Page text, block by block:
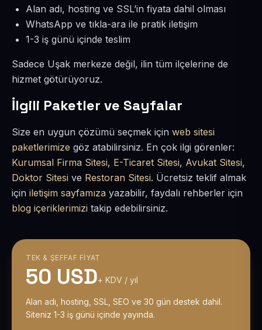
Alan adı, hosting ve SSL’in fiyata dahil olması
WhatsApp ve tıkla-ara ile pratik iletişim
1-3 iş günü içinde teslim
Sadece Uşak merkeze değil, ilin tüm ilçelerine de
hizmet götürüyoruz.
İlgili Paketler ve Sayfalar
Size en uygun çözümü seçmek için web sitesi
paketlerimize göz atabilirsiniz. En çok ilgi görenler:
Kurumsal Firma Sitesi, E-Ticaret Sitesi, Avukat Sitesi,
Doktor Sitesi ve Restoran Sitesi. Ücretsiz teklif almak
için iletişim sayfamıza yazabilir, faydalı rehberler için
blog içeriklerimizi takip edebilirsiniz.
TEK & ŞEFFAF FIYAT
50 USD+ KDV / yıl
Alan adı, hosting, SSL, SEO ve 30 gün destek dahil.
Siteniz 1-3 iş günü içinde yayında.